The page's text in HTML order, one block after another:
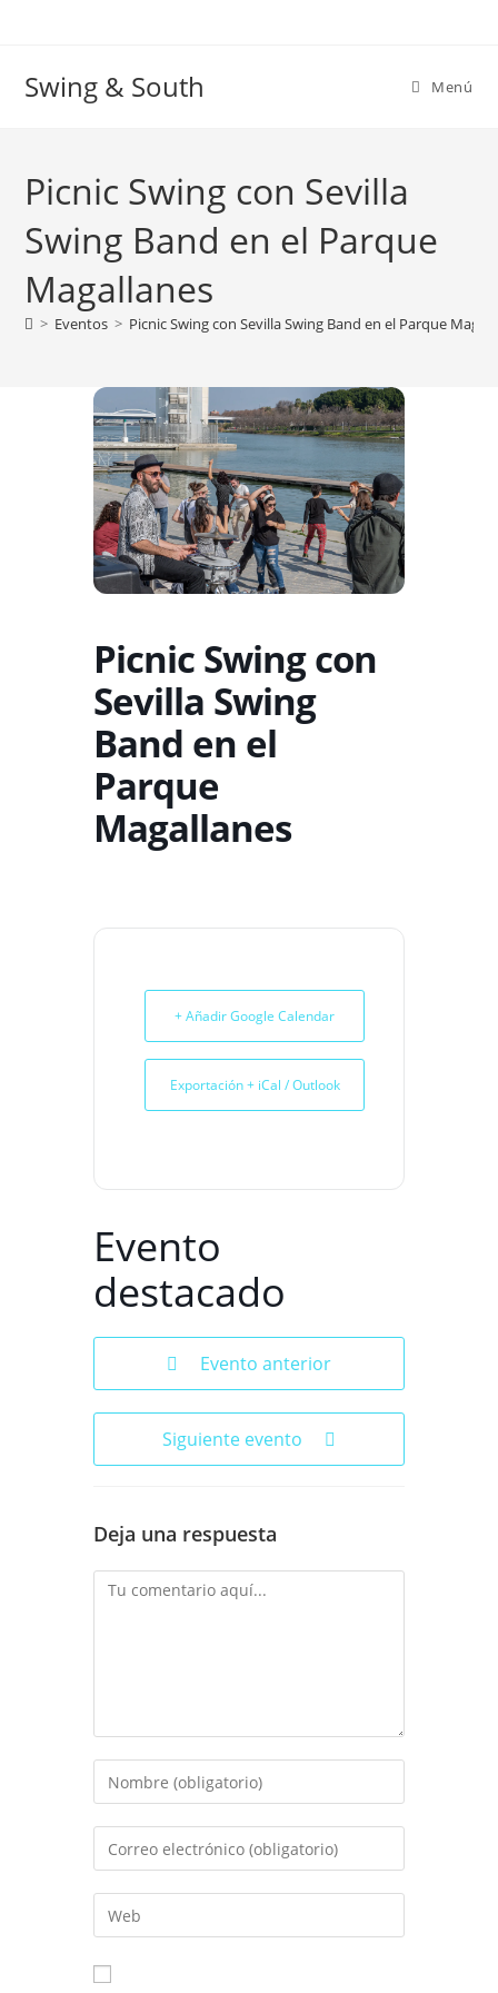
Swing & South Menú
Picnic Swing con Sevilla
Swing Band en el Parque
Magallanes
> Eventos > Picnic Swing con Sevilla Swing Band en el Parque
Picnic Swing con
Sevilla Swing
Band en el
Parque
Magallanes
+ Añadir Google Calendar
Exportación + iCal / Outlook
Evento
destacado
Evento anterior
Siguiente evento
Deja una respuesta
Comentario
Introduce
tu
nombre
de
usuario
para
Introduce
tu
dirección
de
electrónico
Introduce
la
URL